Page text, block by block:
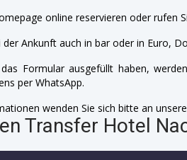
online reservieren oder rufen
der Ankunft auch in bar oder in Euro,
Formular ausgefüllt haben,
per WhatsApp.
wenden Sie sich bitte an
Transfer Hotel